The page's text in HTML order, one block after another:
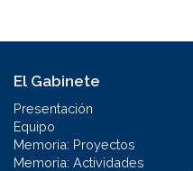
El Gabinete
Presentación
Equipo
Memoria: Proyectos
Memoria: Actividades